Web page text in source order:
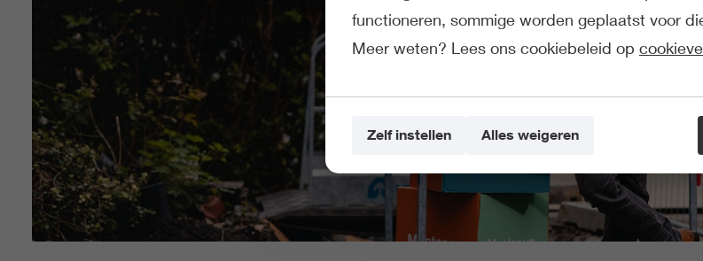
functioneren, sommige worden geplaatst voor
Meer weten? Lees ons cookiebeleid op
Zelf instellen Alles weigeren